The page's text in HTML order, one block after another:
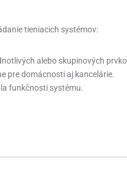
tieniacich systémov:
alebo skupinových
pre domácnosti aj kancelárie.
funkčnosti systému.